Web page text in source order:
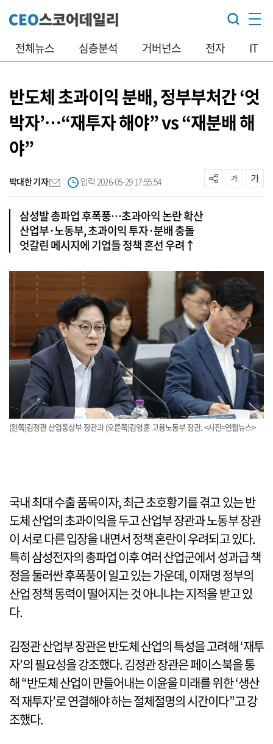
전체뉴스 심층분석 거버넌스 전자 IT
반도체 초과이익 분배, 정부부처간 ‘엇
박자’…“재투자 해야” vs “재분배 해
야”
박대한 기자 입력 2026-05-29 17:55:54
삼성발 총파업 후폭풍…초과아익 논란 확산
산업부·노동부, 초과이익 투자·분배 충돌
엇갈린 메시지에 기업들 정책 혼선 우려↑
(왼쪽)김정관 산업통상부 장관과 (오른쪽)김영훈 고용노동부 장관. <사진=연합뉴스>
국내 최대 수출 품목이자, 최근 초호황기를 겪고 있는 반
도체 산업의 초과이익을 두고 산업부 장관과 노동부 장관
이 서로 다른 입장을 내면서 정책 혼란이 우려되고 있다.
특히 삼성전자의 총파업 이후 여러 산업군에서 성과급 책
정을 둘러싼 후폭풍이 일고 있는 가운데, 이재명 정부의
산업 정책 동력이 떨어지는 것 아니냐는 지적을 받고 있
다.
김정관 산업부 장관은 반도체 산업의 특성을 고려해 ‘재투
자’의 필요성을 강조했다. 김정관 장관은 페이스북을 통
해 “반도체 산업이 만들어내는 이윤을 미래를 위한 ‘생산
적 재투자’로 연결해야 하는 절체절명의 시간이다”고 강
조했다.